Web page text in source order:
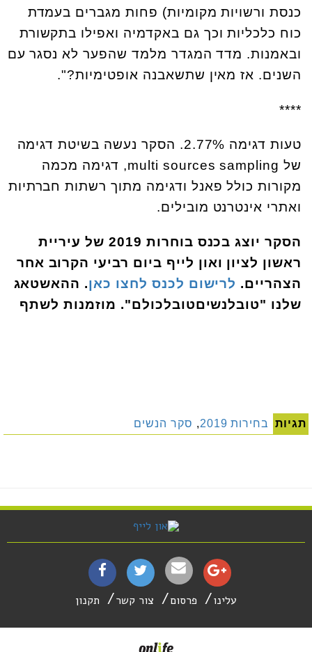
כנסת ורשויות מקומיות) פחות מגברים בעמדת
כוח כלכליות וכך גם באקדמיה ואפילו בתקשורת
ובאמנות. מדד המגדר מלמד שהפער לא נסגר עם
השנים. אז מאין שתשאבנה אופטימיות?".
****
טעות דגימה 2.77%. הסקר נעשה בשיטת דגימה
של multi sources sampling, דגימה מכמה
מקורות כולל פאנל ודגימה מתוך רשתות חברתיות
ואתרי אינטרנט מובילים.
הסקר יוצג בכנס בוחרות 2019 של עיריית
ראשון לציון ואון לייף ביום רביעי הקרוב אחר
הצהריים. לרישום לכנס לחצו כאן. ההאשטאג
שלנו "טובלנשיםטובלכולם". מוזמנות לשתף
תגיות בחירות 2019 , סקר הנשים
עלינו פרסום צור קשר תקנון